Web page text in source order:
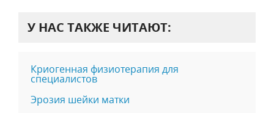
У НАС ТАКЖЕ ЧИТАЮТ:
Криогенная физиотерапия для
специалистов
Эрозия шейки матки